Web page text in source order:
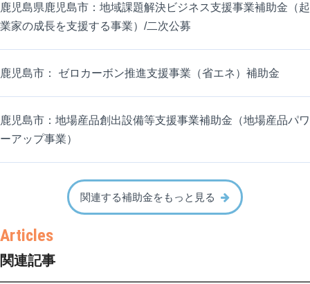
鹿児島県鹿児島市：地域課題解決ビジネス支援事業補助金（起
業家の成長を支援する事業）/二次公募
鹿児島市： ゼロカーボン推進支援事業（省エネ）補助金
鹿児島市：地場産品創出設備等支援事業補助金（地場産品パワ
ーアップ事業）
関連する補助金をもっと見る
関連記事